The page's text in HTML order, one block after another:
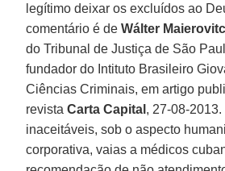
legítimo deixar os excluídos ao
comentário é deWálter
do Tribunal de Justiça de São
fundador do Intituto Brasileiro
Ciências Criminais, em artigo
revistaCarta Capital , 27-08-
inaceitáveis, sob o aspecto
corporativa, vaias a médicos